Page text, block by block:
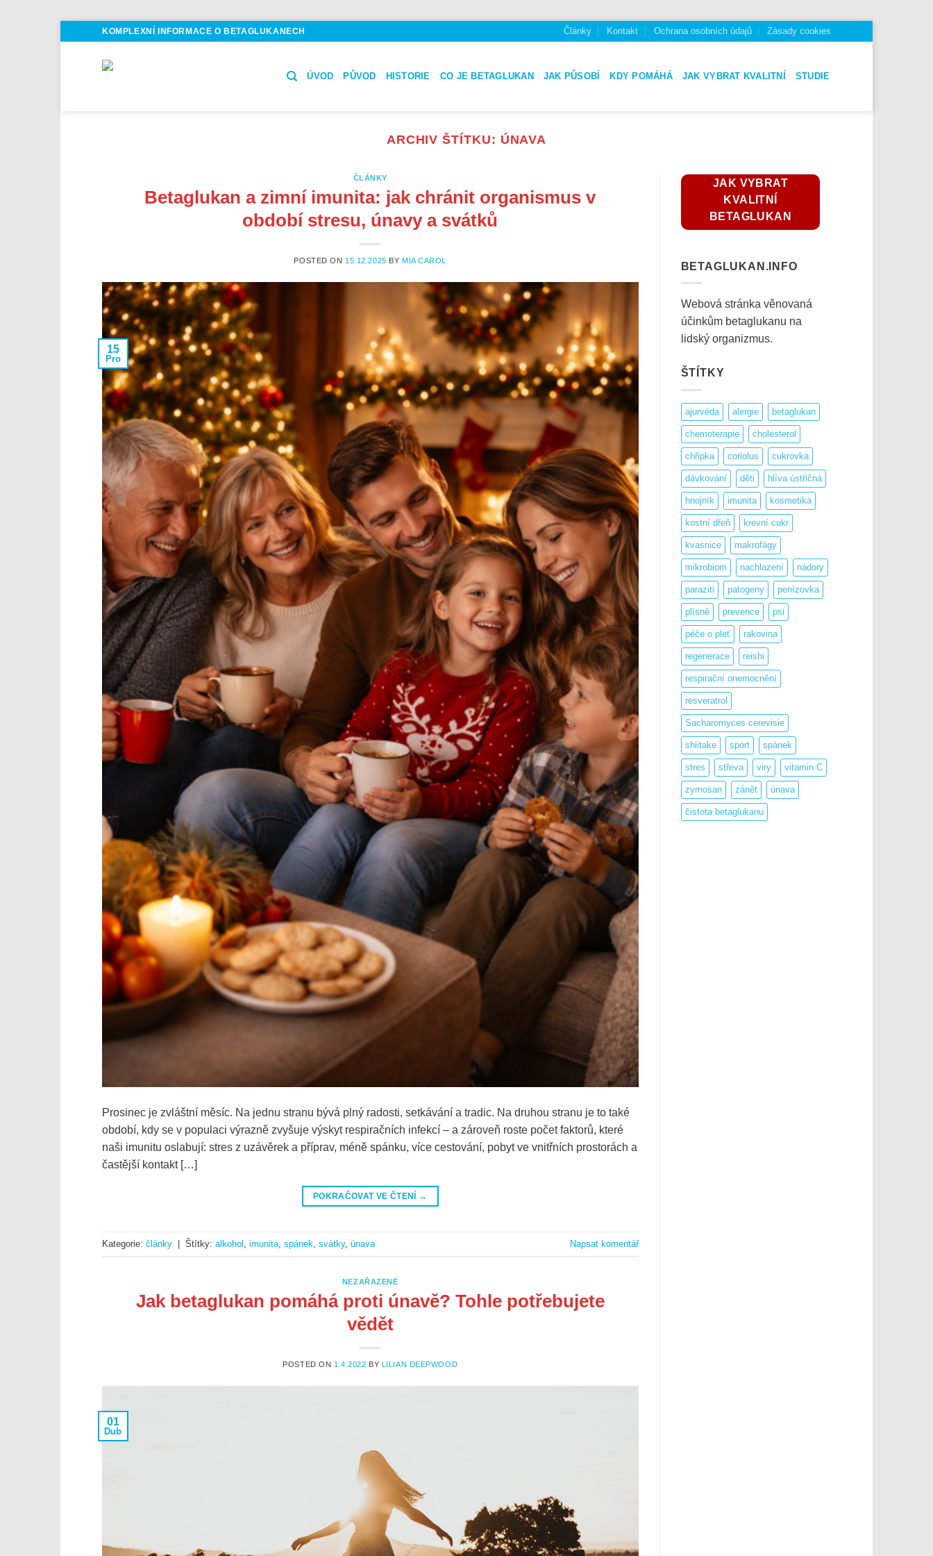
KOMPLEXNÍ INFORMACE O BETAGLUKANECH Články Kontakt Ochrana osobních údajů Zásady cookies
ÚVOD PŮVOD HISTORIE CO JE BETAGLUKAN JAK PŮSOBÍ KDY POMÁHÁ JAK VYBRAT KVALITNÍ STUDIE
ARCHIV ŠTÍTKU: ÚNAVA
ČLÁNKY
Betaglukan a zimní imunita: jak chránit organismus v
období stresu, únavy a svátků
POSTED ON 15.12.2025 BY MIA CAROL
15
Pro
Prosinec je zvláštní měsíc. Na jednu stranu bývá plný radosti, setkávání a tradic. Na druhou stranu je to také
období, kdy se v populaci výrazně zvyšuje výskyt respiračních infekcí – a zároveň roste počet faktorů, které
naši imunitu oslabují: stres z uzávěrek a příprav, méně spánku, více cestování, pobyt ve vnitřních prostorách a
častější kontakt […]
POKRAČOVAT VE ČTENÍ →
Kategorie: články | Štítky: alkohol imunita spánek svátky, únava Napsat komentář
NEZAŘAZENÉ
Jak betaglukan pomáhá proti únavě? Tohle potřebujete
vědět
POSTED ON 1.4.2022 BY LILIAN DEEPWOOD
01
Dub
JAK VYBRAT
KVALITNÍ
BETAGLUKAN
BETAGLUKAN.INFO
Webová stránka věnovaná
účinkům betaglukanu na
lidský organizmus.
ŠTÍTKY
ajurvéda alergie betaglukan
chemoterapie cholesterol
chřipka coriolus cukrovka
dávkování děti hlíva ústřičná
hnojník imunita kosmetika
kostní dřeň krevní cukr
kvasnice makrofágy
mikrobiom nachlazení nádory
paraziti patogeny penízovka
plísně prevence psi
péče o pleť rakovina
regenerace reishi
respirační onemocnění
resveratrol
Sacharomyces cerevisie
shiitake sport spánek
stres střeva viry vitamin C
zymosan zánět únava
čistota betaglukanu